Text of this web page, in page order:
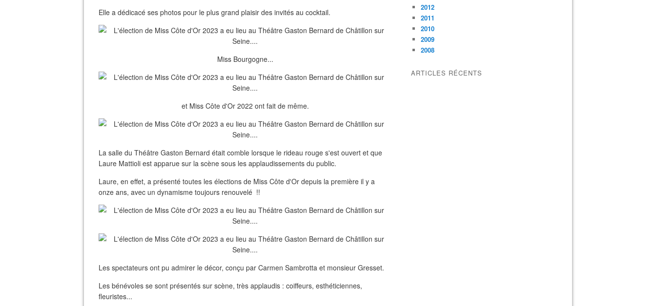
Elle a dédicacé ses photos pour le plus grand plaisir des invités au cocktail.
Miss Bourgogne...
et Miss Côte d'Or 2022 ont fait de même.
La salle du Théâtre Gaston Bernard était comble lorsque le rideau rouge s'est ouvert et que
Laure Mattioli est apparue sur la scène sous les applaudissements du public.
Laure, en effet, a présenté toutes les élections de Miss Côte d'Or depuis la première il y a
onze ans, avec un dynamisme toujours renouvelé !!
Les spectateurs ont pu admirer le décor, conçu par Carmen Sambrotta et monsieur Gresset.
Les bénévoles se sont présentés sur scène, très applaudis : coiffeurs, esthéticiennes,
fleuristes...
2012
2011
2010
2009
2008
ARTICLES RÉCENTS